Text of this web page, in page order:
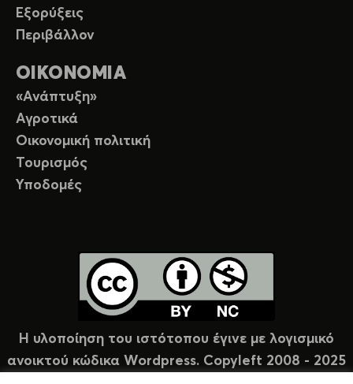
Εξορύξεις
Περιβάλλον
ΟΙΚΟΝΟΜΙΑ
«Ανάπτυξη»
Αγροτικά
Οικονομική πολιτική
Τουρισμός
Υποδομές
Η υλοποίηση του ιστότοπου έγινε με λογισμικό
ανοικτού κώδικα Wordpress. Copyleft 2008 - 2025